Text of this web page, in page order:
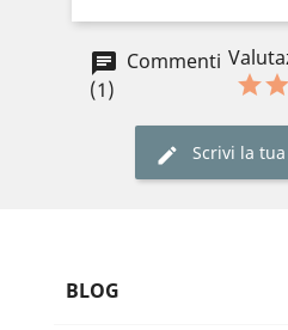
Commenti
(1)
Scrivi la
BLOG